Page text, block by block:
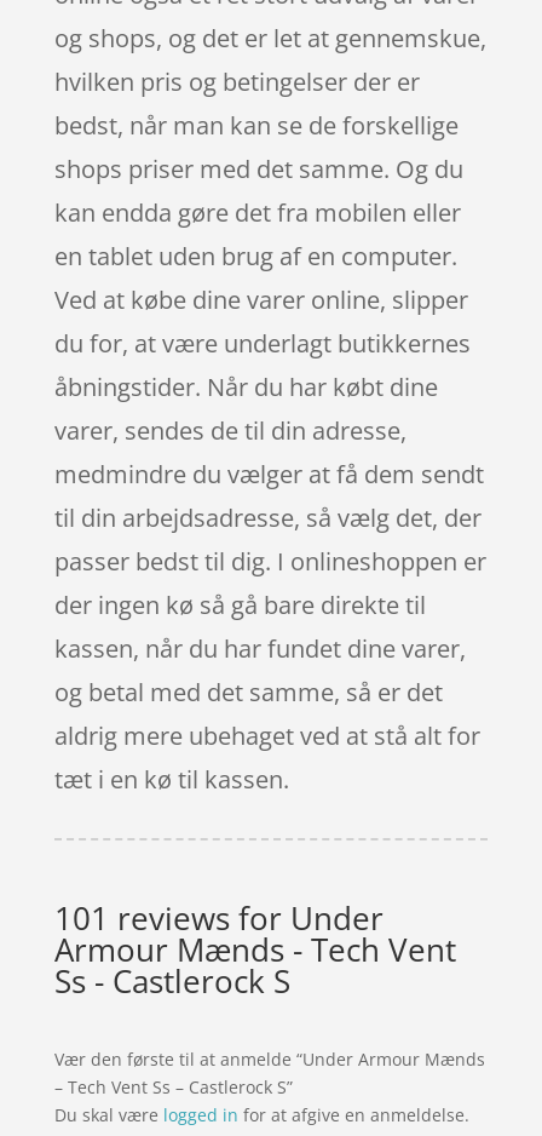
og shops, og det er let at gennemskue,
hvilken pris og betingelser der er
bedst, når man kan se de forskellige
shops priser med det samme. Og du
kan endda gøre det fra mobilen eller
en tablet uden brug af en computer.
Ved at købe dine varer online, slipper
du for, at være underlagt butikkernes
åbningstider. Når du har købt dine
varer, sendes de til din adresse,
medmindre du vælger at få dem sendt
til din arbejdsadresse, så vælg det, der
passer bedst til dig. I onlineshoppen er
der ingen kø så gå bare direkte til
kassen, når du har fundet dine varer,
og betal med det samme, så er det
aldrig mere ubehaget ved at stå alt for
tæt i en kø til kassen.
101 reviews for Under
Armour Mænds - Tech Vent
Ss - Castlerock S
Vær den første til at anmelde “Under Armour Mænds
– Tech Vent Ss – Castlerock S”
Du skal være logged in for at afgive en anmeldelse.